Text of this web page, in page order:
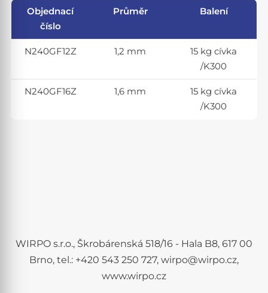
Objednací
číslo
Průměr Balení
N240GF12Z 1,2 mm
15 kg cívka
/K300
N240GF16Z 1,6 mm
15 kg cívka
/K300
WIRPO s.r.o., Škrobárenská 518/16 - Hala B8, 617 00
Brno, tel.: +420 543 250 727, wirpo@wirpo.cz,
www.wirpo.cz